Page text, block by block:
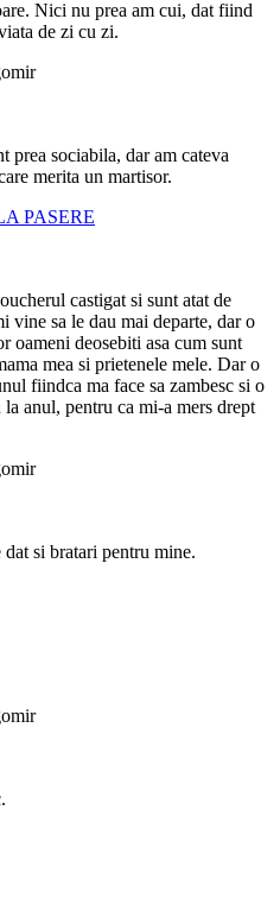
Nici nu prea am cui, dat fiind
de zi cu zi.
prea sociabila, dar am cateva
merita un martisor.
PASERE
castigat si sunt atat de
vine sa le dau mai departe, dar o
oameni deosebiti asa cum sunt
mea si prietenele mele. Dar o
fiindca ma face sa zambesc si o
la anul, pentru ca mi-a mers drept
si bratari pentru mine.